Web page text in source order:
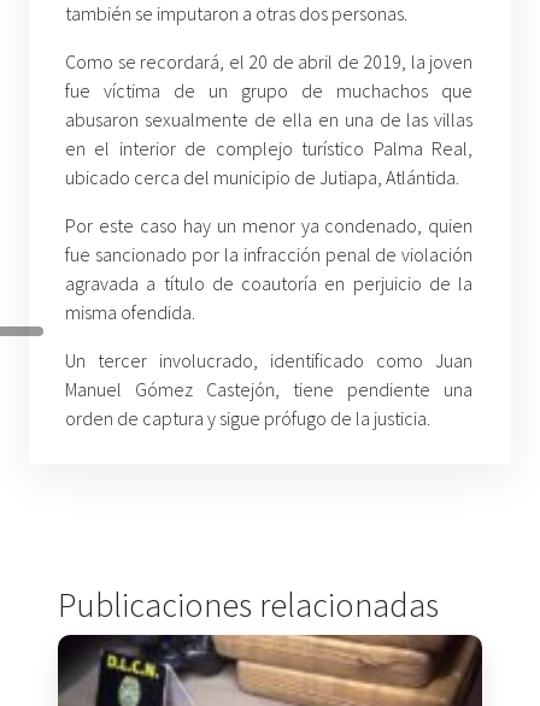
también se imputaron a otras dos personas.
Como se recordará, el 20 de abril de 2019, la joven
fue víctima de un grupo de muchachos que
abusaron sexualmente de ella en una de las villas
en el interior de complejo turístico Palma Real,
ubicado cerca del municipio de Jutiapa, Atlántida.
Por este caso hay un menor ya condenado, quien
fue sancionado por la infracción penal de violación
agravada a título de coautoría en perjuicio de la
misma ofendida.
Un tercer involucrado, identificado como Juan
Manuel Gómez Castejón, tiene pendiente una
orden de captura y sigue prófugo de la justicia.
Publicaciones relacionadas